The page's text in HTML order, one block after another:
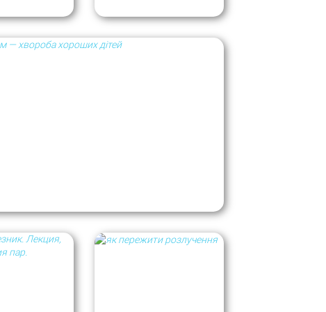
условий.
процесса,